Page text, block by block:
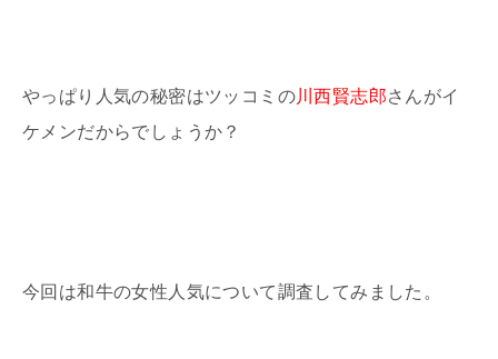
やっぱり人気の秘密はツッコミの川西賢志郎さんがイ
ケメンだからでしょうか？
今回は和牛の女性人気について調査してみました。